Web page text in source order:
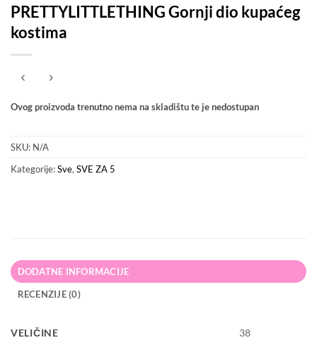
PRETTYLITTLETHING Gornji dio kupaćeg
kostima
Ovog proizvoda trenutno nema na skladištu te je nedostupan
SKU: N/A
Kategorije:Sve,SVE ZA 5
DODATNE INFORMACIJE
RECENZIJE (0)
VELIČINE 38